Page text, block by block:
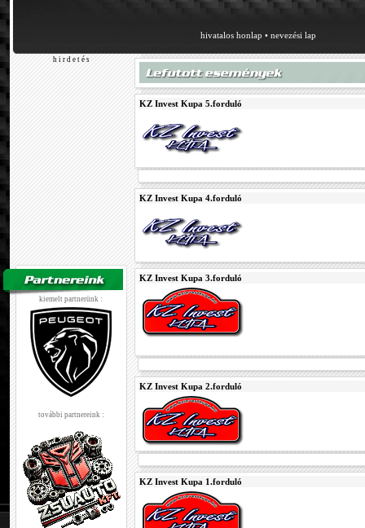
hivatalos honlap •nevezési lap
h i r d e t é s
kiemelt partnerünk :
további partnereink :
KZ Invest Kupa 5.forduló
KZ Invest Kupa 4.forduló
KZ Invest Kupa 3.forduló
KZ Invest Kupa 2.forduló
KZ Invest Kupa 1.forduló